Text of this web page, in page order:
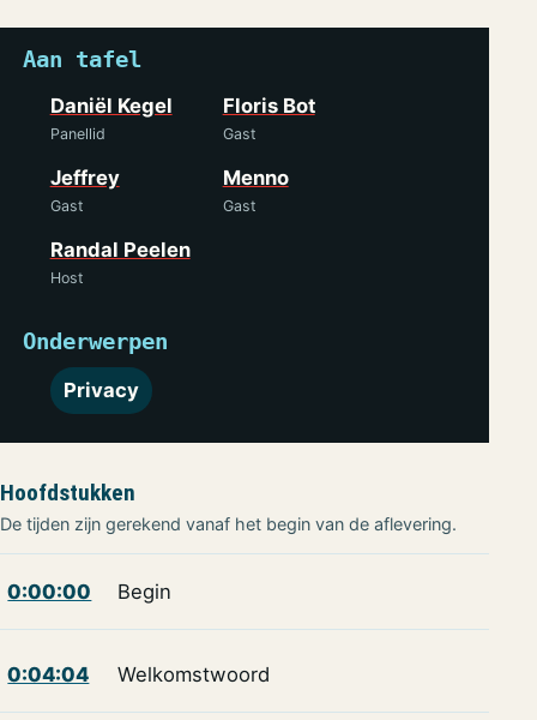
Aan tafel
Daniël Kegel
Panellid
Floris Bot
Gast
Jeffrey
Gast
Menno
Gast
Randal Peelen
Host
Onderwerpen
Privacy
Hoofdstukken
De tijden zijn gerekend vanaf het begin van de aflevering.
0:00:00 Begin
0:04:04 Welkomstwoord